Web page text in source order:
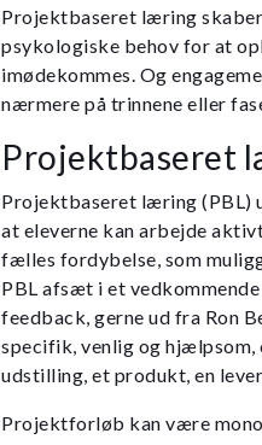
Projektbaseret læring
psykologiske behov for at
imødekommes. Og
nærmere på trinnene eller
Projektbaseret
Projektbaseret læring (PBL)
at eleverne kan arbejde
fælles fordybelse, som
PBL afsæt i et
feedback, gerne ud fra Ron
specifik, venlig og hjælpsom,
udstilling, et produkt, en
Projektforløb kan være